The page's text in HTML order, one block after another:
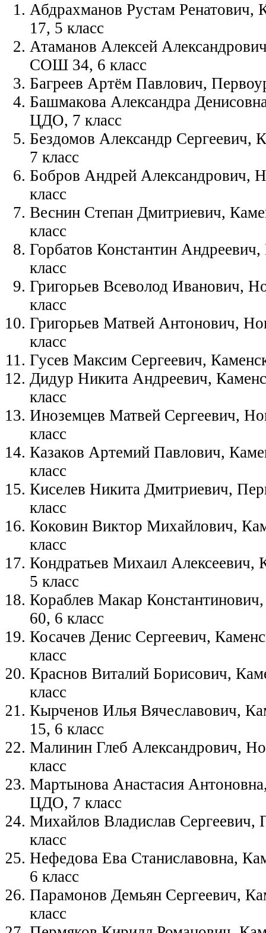
Абдрахманов Рустам
17, 5 класс
Атаманов Алексей
СОШ 34, 6 класс
Багреев Артём Павлович,
Башмакова Александра
ЦДО, 7 класс
Бездомов Александр Сергеевич,
7 класс
Бобров Андрей Александрович,
класс
Веснин Степан Дмитриевич,
класс
Горбатов Константин
класс
Григорьев Всеволод Иванович,
класс
Григорьев Матвей Антонович,
класс
Гусев Максим Сергеевич,
Дидур Никита Андреевич,
класс
Иноземцев Матвей Сергеевич,
класс
Казаков Артемий Павлович,
класс
Киселев Никита Дмитриевич,
класс
Коковин Виктор Михайлович,
класс
Кондратьев Михаил
5 класс
Кораблев Макар
60, 6 класс
Косачев Денис Сергеевич,
класс
Краснов Виталий Борисович,
класс
Кырченов Илья Вячеславович,
15, 6 класс
Малинин Глеб Александрович,
класс
Мартынова Анастасия
ЦДО, 7 класс
Михайлов Владислав
класс
Нефедова Ева Станиславовна,
6 класс
Парамонов Демьян Сергеевич,
класс